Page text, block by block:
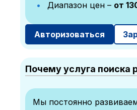
Диапазон цен – от
Авторизоваться
Почему услуга поиска
Мы постоянно